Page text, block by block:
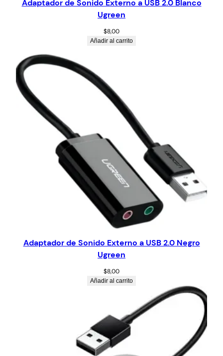
Adaptador de Sonido Externo a USB 2.0 Blanco
Ugreen
$8,00
Añadir al carrito
Adaptador de Sonido Externo a USB 2.0 Negro
Ugreen
$8,00
Añadir al carrito